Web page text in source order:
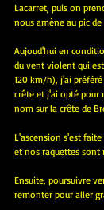
Lacarret, puis on
nous amène au pic de
Aujoud'hui en
du vent violent qui
120 km/h), j'ai
crête et j'ai opté pour
nom sur la crête de
L'ascension s'est
et nos raquettes sont
Ensuite, poursuivre
remonter pour aller